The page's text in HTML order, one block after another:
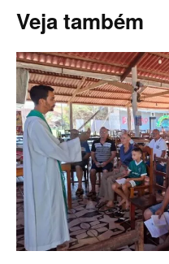
Veja também